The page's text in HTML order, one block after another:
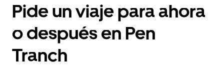
Pide un viaje para ahora
o después en Pen
Tranch